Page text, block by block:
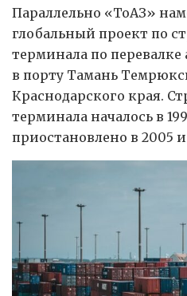
Параллельно «ТоАЗ»
глобальный проект по
терминала по
в порту Тамань
Краснодарского края.
терминала началось в
приостановлено в 2005 и